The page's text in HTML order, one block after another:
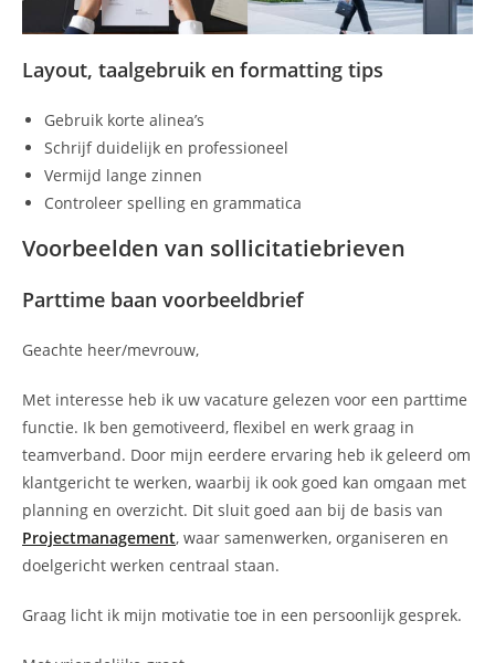
Layout, taalgebruik en formatting tips
Gebruik korte alinea’s
Schrijf duidelijk en professioneel
Vermijd lange zinnen
Controleer spelling en grammatica
Voorbeelden van sollicitatiebrieven
Parttime baan voorbeeldbrief
Geachte heer/mevrouw,
Met interesse heb ik uw vacature gelezen voor een parttime
functie. Ik ben gemotiveerd, flexibel en werk graag in
teamverband. Door mijn eerdere ervaring heb ik geleerd om
klantgericht te werken, waarbij ik ook goed kan omgaan met
planning en overzicht. Dit sluit goed aan bij de basis van
Projectmanagement, waar samenwerken, organiseren en
doelgericht werken centraal staan.
Graag licht ik mijn motivatie toe in een persoonlijk gesprek.